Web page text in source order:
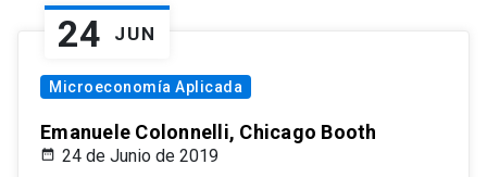
24 JUN
Microeconomía Aplicada
Emanuele Colonnelli, Chicago Booth
24 de Junio de 2019